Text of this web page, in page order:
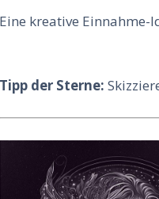
Eine kreative
Tipp der Sterne: